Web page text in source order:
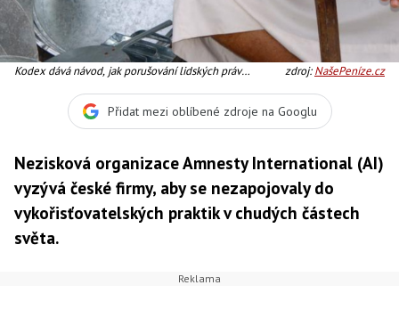
Kodex dává návod, jak porušování lidských práv
zdroj:NašePeníze.cz
Přidat mezi oblíbené zdroje na Googlu
Nezisková organizace Amnesty International (AI)
vyzývá české firmy, aby se nezapojovaly do
vykořisťovatelských praktik v chudých částech
světa.